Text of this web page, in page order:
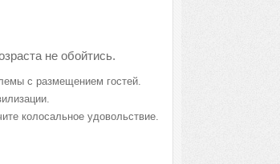
не обойтись.
с размещением гостей.
колосальное удовольствие.